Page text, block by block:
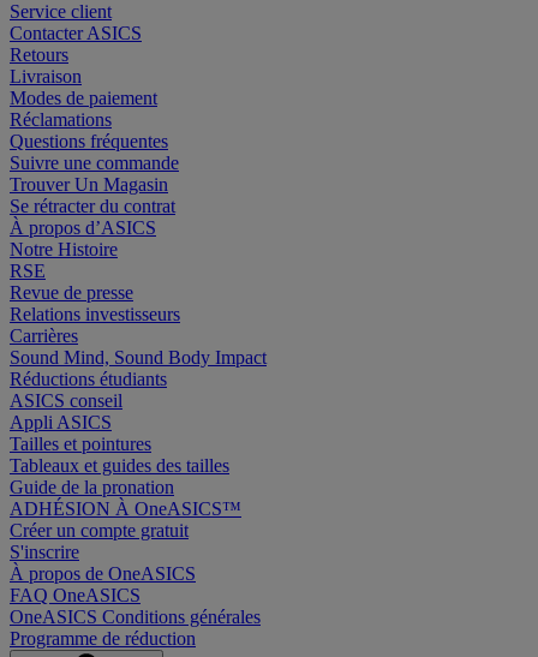
Service client
Contacter ASICS
Retours
Livraison
Modes de paiement
Réclamations
Questions fréquentes
Suivre une commande
Trouver Un Magasin
Se rétracter du contrat
À propos d’ASICS
Notre Histoire
RSE
Revue de presse
Relations investisseurs
Carrières
Sound Mind, Sound Body Impact
Réductions étudiants
ASICS conseil
Appli ASICS
Tailles et pointures
Tableaux et guides des tailles
Guide de la pronation
ADHÉSION À OneASICS™
Créer un compte gratuit
S'inscrire
À propos de OneASICS
FAQ OneASICS
OneASICS Conditions générales
Programme de réduction